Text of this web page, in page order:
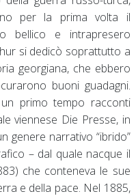
per la prima volta il
bellico e intrapresero
si dedicò soprattutto a
georgiana, che ebbero
buoni guadagni.
primo tempo racconti
viennese Die Presse, in
genere narrativo “ibrido”
– dal quale nacque il
che conteneva le sue
e della pace. Nel 1885,